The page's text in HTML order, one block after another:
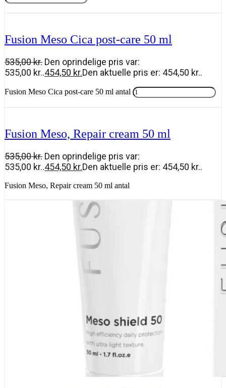
Fusion Meso Cica post-care 50 ml
535,00kr. Den oprindelige pris var:
535,00 kr..454,50 kr.Den aktuelle pris er: 454,50 kr..
Fusion Meso Cica post-care 50 ml antal
Fusion Meso, Repair cream 50 ml
535,00kr. Den oprindelige pris var:
535,00 kr..454,50 kr.Den aktuelle pris er: 454,50 kr..
Fusion Meso, Repair cream 50 ml antal